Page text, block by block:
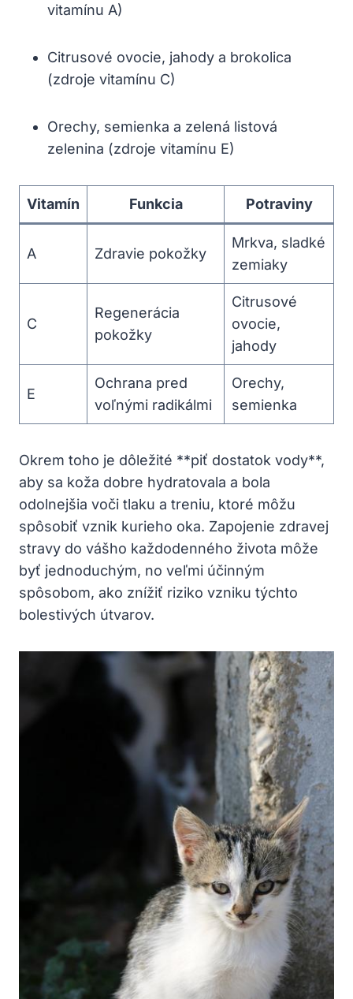
vitamínu A)
Citrusové ovocie, jahody a brokolica
(zdroje vitamínu C)
Orechy, semienka a zelená listová
zelenina (zdroje vitamínu E)
Vitamín Funkcia Potraviny
A Zdravie pokožky
Mrkva, sladké
zemiaky
C
Regenerácia
pokožky
Citrusové
ovocie,
jahody
E
Ochrana pred
voľnými radikálmi
Orechy,
semienka
Okrem toho je dôležité **piť dostatok vody**,
aby sa koža dobre hydratovala a bola
odolnejšia voči tlaku a treniu, ktoré môžu
spôsobiť vznik kurieho oka. Zapojenie zdravej
stravy do vášho každodenného života môže
byť jednoduchým, no veľmi účinným
spôsobom, ako znížiť riziko vzniku týchto
bolestivých útvarov.